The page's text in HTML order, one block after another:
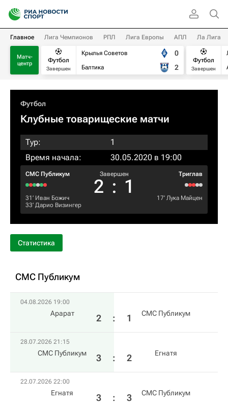
Главное Лига Чемпионов РПЛ Лига Европы АПЛ Ла Лига
Матч-
центр
Футбол
Завершен
Крылья Советов
Балтика
0
2
Футбол
Завершен
Футбол
Клубные товарищеские матчи
Тур:
1
Время начала:
30.05.2020 в 19:00
СМС Публикум Завершен
2 : 1
Триглав
31‎’‎ Иван Божич
33‎’‎ Дарио Визингер
17‎’‎ Лука Майцен
Статистика
СМС Публикум
04.08.2026 19:00
Арарат 2 : 1 СМС Публикум
28.07.2026 21:15
СМС Публикум 3 : 2 Егнатя
22.07.2026 22:00
Егнатя 3 : 3 СМС Публикум